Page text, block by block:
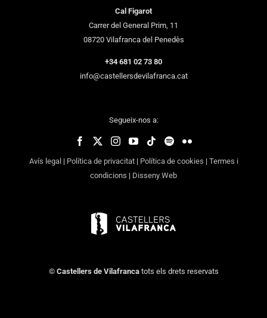
Cal Figarot
Carrer del General Prim, 11
08720 Vilafranca del Penedès
+34 681 02 73 80
info@castellersdevilafranca.cat
Segueix-nos a:
Avís legal | Política de privacitat| Política de cookies | Termes i
condicions | Disseny Web
© Castellers de Vilafrancatots els drets reservats